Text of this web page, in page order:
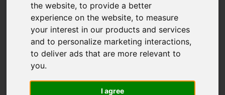
the website,to provide a better
experience on the website,to measure
your interest in our products and services
and to personalize marketing interactions,
to deliver ads that are more relevant to
you.
I agree
NVD 26 A3
CATEGORIA DE BOMBA DE INYECCIÓN
ELEMENTO DE BOMBA
NÚMERO DE PIEZA: ZW7.160